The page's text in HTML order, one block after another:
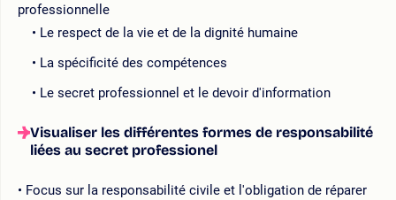
professionnelle
Le respect de la vie et de la dignité humaine
La spécificité des compétences
Le secret professionnel et le devoir d'information
Visualiser les différentes formes de responsabilité
liées au secret professionel
Focus sur la responsabilité civile et l'obligation de réparer